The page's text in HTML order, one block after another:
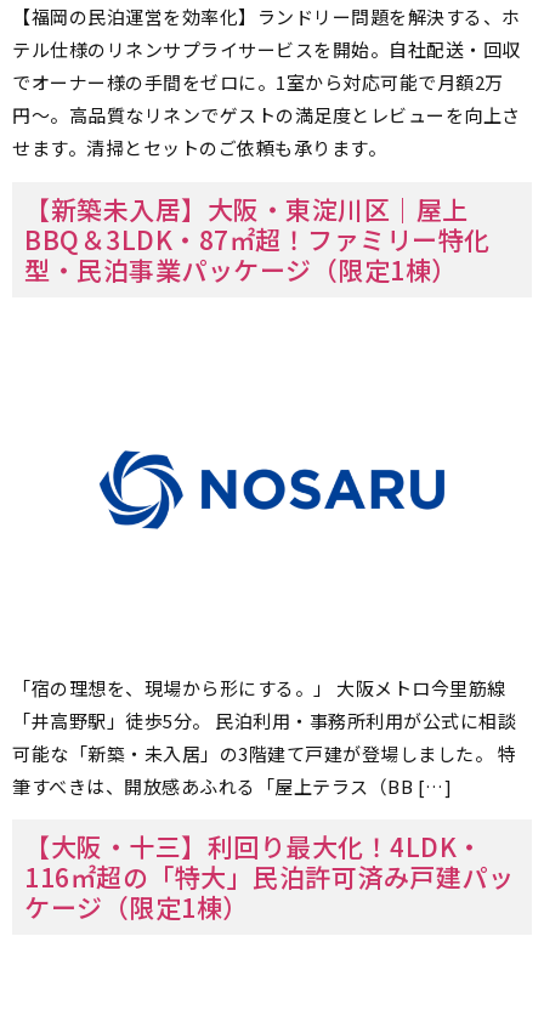
【福岡の民泊運営を効率化】ランドリー問題を解決する、ホ
テル仕様のリネンサプライサービスを開始。自社配送・回収
でオーナー様の手間をゼロに。1室から対応可能で月額2万
円〜。高品質なリネンでゲストの満足度とレビューを向上さ
せます。清掃とセットのご依頼も承ります。
【新築未入居】大阪・東淀川区｜屋上
BBQ＆3LDK・87㎡超！ファミリー特化
型・民泊事業パッケージ（限定1棟）
「宿の理想を、現場から形にする。」 大阪メトロ今里筋線
「井高野駅」徒歩5分。 民泊利用・事務所利用が公式に相談
可能な「新築・未入居」の3階建て戸建が登場しました。 特
筆すべきは、開放感あふれる「屋上テラス（BB […]
【大阪・十三】利回り最大化！4LDK・
116㎡超の「特大」民泊許可済み戸建パッ
ケージ（限定1棟）